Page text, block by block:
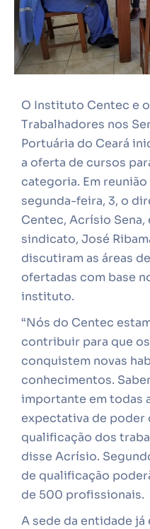
O Instituto Centec e
Trabalhadores nos
Portuária do Ceará
a oferta de cursos
categoria. Em reunião
segunda-feira, 3, o
Centec, Acrísio
sindicato, José
discutiram as áreas
ofertadas com base
instituto.
“Nós do Centec
contribuir para que
conquistem novas
conhecimentos.
importante em todas
expectativa de poder
qualificação dos
disse Acrísio.
de qualificação
de 500 profissionais.
A sede da entidade